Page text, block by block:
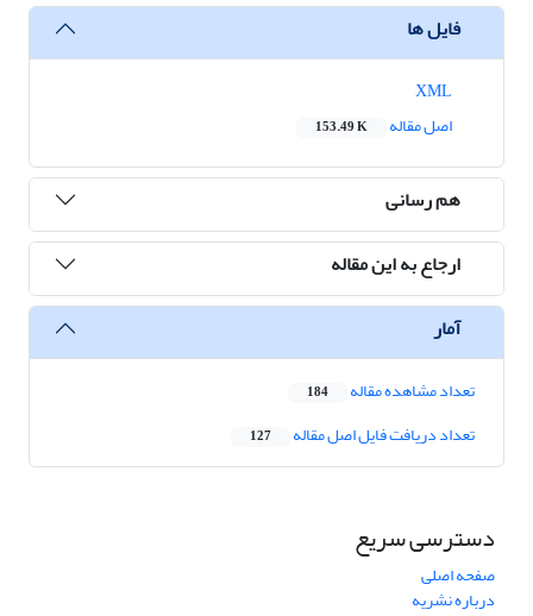
فایل ها
اصل مقاله
153.49 K
هم رسانی
ارجاع به این مقاله
آمار
تعداد مشاهده مقاله 184
تعداد دریافت فایل اصل مقاله 127
دسترسی سریع
صفحه اصلی
درباره نشریه